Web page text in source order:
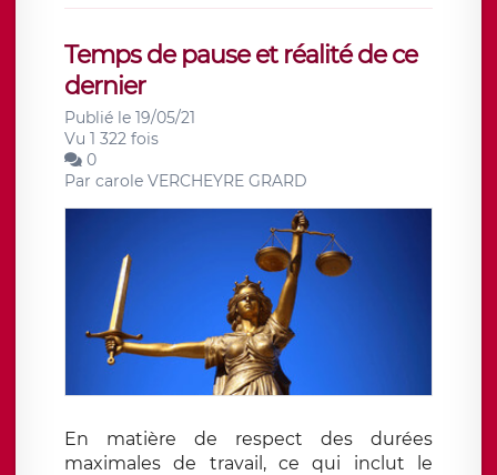
Temps de pause et réalité de ce
dernier
Publié le 19/05/21
Vu 1 322 fois
0
Par carole VERCHEYRE GRARD
En matière de respect des durées
maximales de travail, ce qui inclut le